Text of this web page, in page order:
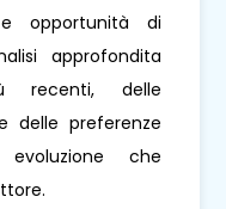
opportunità di
approfondita
recenti, delle
delle preferenze
che